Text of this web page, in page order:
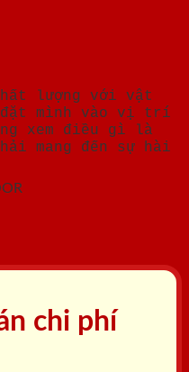
lượng với vật
mình vào vị trí
xem điều gì là
mang đến sự hài
chi phí